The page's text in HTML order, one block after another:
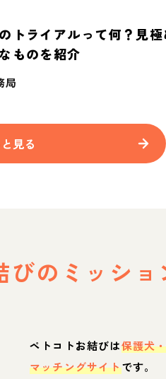
トライアルって何？見
ものを紹介
局
見る
びの ミッショ
ペトコトお結びは保護犬
マッチングサイトです。